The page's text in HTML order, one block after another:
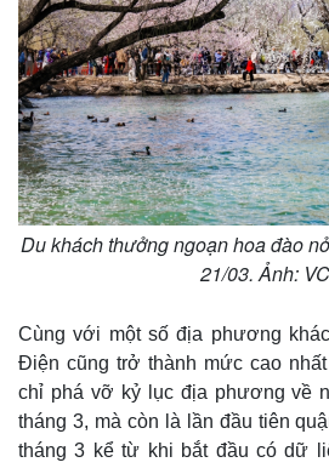
Du khách thưởng ngoạn hoa đào
21/03. Ảnh:
Cùng với một số địa phương
Điện cũng trở thành mức cao
chỉ phá vỡ kỷ lục địa phương về
tháng 3, mà còn là lần đầu tiên
tháng 3 kể từ khi bắt đầu có dữ